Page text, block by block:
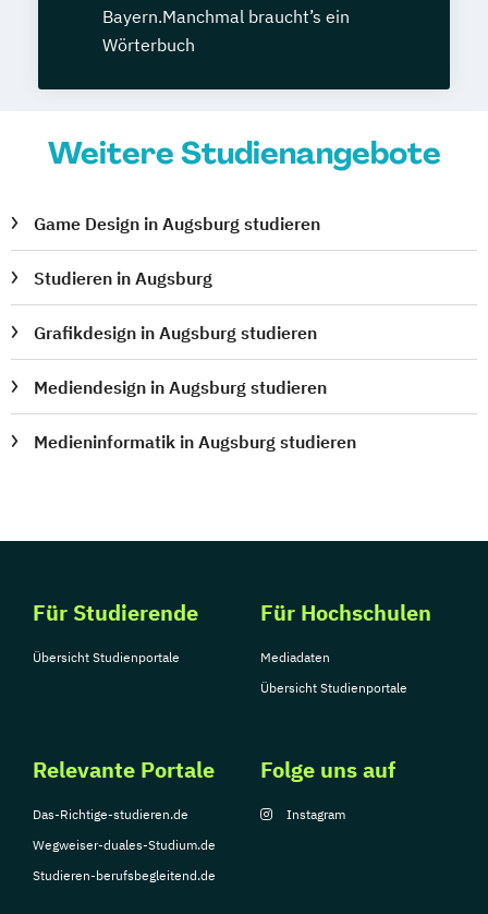
Bayern.Manchmal braucht’s ein
Wörterbuch
Weitere Studienangebote
Game Design in Augsburg studieren
Studieren in Augsburg
Grafikdesign in Augsburg studieren
Mediendesign in Augsburg studieren
Medieninformatik in Augsburg studieren
Für Studierende
Übersicht Studienportale
Für Hochschulen
Mediadaten
Übersicht Studienportale
Relevante Portale
Das-Richtige-studieren.de
Wegweiser-duales-Studium.de
Studieren-berufsbegleitend.de
Folge uns auf
Instagram